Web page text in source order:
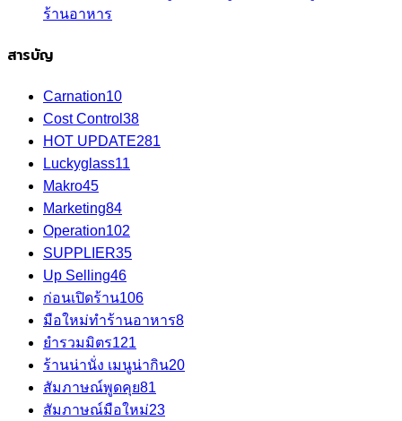
ร้านอาหาร
สารบัญ
Carnation10
Cost Control 38
HOT UPDATE281
Luckyglass11
Makro45
Marketing84
Operation102
SUPPLIER35
Up Selling46
ก่อนเปิดร้าน106
มือใหม่ทำร้านอาหาร8
ยำรวมมิตร121
ร้านน่านั่ง เมนูน่ากิน20
สัมภาษณ์พูดคุย81
สัมภาษณ์มือใหม่23